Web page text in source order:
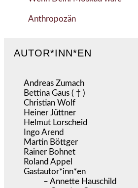
Anthropozän
AUTOR*INN*EN
Andreas Zumach
Bettina Gaus ( † )
Christian Wolf
Heiner Jüttner
Helmut Lorscheid
Ingo Arend
Martin Böttger
Rainer Bohnet
Roland Appel
Gastautor*inn*en
– Annette Hauschild